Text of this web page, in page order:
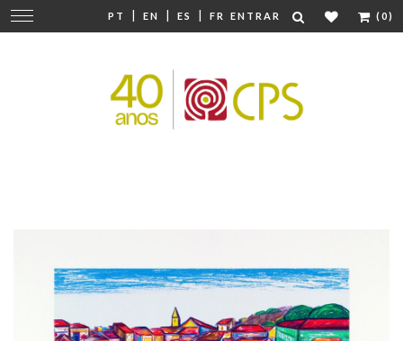
PT | EN | ES | FR ENTRAR (0)
Mudar
navegação